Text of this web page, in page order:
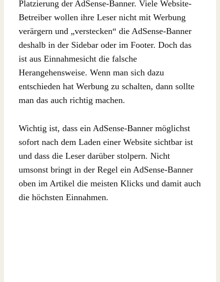
Platzierung der AdSense-Banner. Viele Website-
Betreiber wollen ihre Leser nicht mit Werbung
verärgern und „verstecken“ die AdSense-Banner
deshalb in der Sidebar oder im Footer. Doch das
ist aus Einnahmesicht die falsche
Herangehensweise. Wenn man sich dazu
entschieden hat Werbung zu schalten, dann sollte
man das auch richtig machen.
Wichtig ist, dass ein AdSense-Banner möglichst
sofort nach dem Laden einer Website sichtbar ist
und dass die Leser darüber stolpern. Nicht
umsonst bringt in der Regel ein AdSense-Banner
oben im Artikel die meisten Klicks und damit auch
die höchsten Einnahmen.